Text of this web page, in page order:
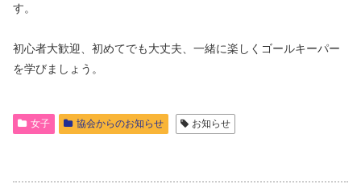
す。
初心者大歓迎、初めてでも大丈夫、一緒に楽しくゴールキーパー
を学びましょう。
女子 協会からのお知らせ お知らせ